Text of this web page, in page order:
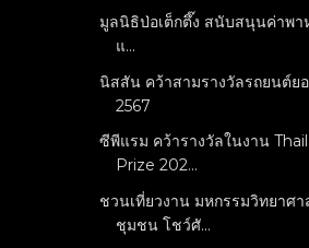
มูลนิธิป่อเต็กตึ๊ง สนับสนุนค่าพ
แ...
นิสสัน คว้าสามรางวัลรถยนต์ย
2567
ซีพีแรม คว้ารางวัลในงาน
Prize 202...
ชวนเที่ยวงาน มหกรรมวิทยาศ
ชุมชน โชว์ศั...